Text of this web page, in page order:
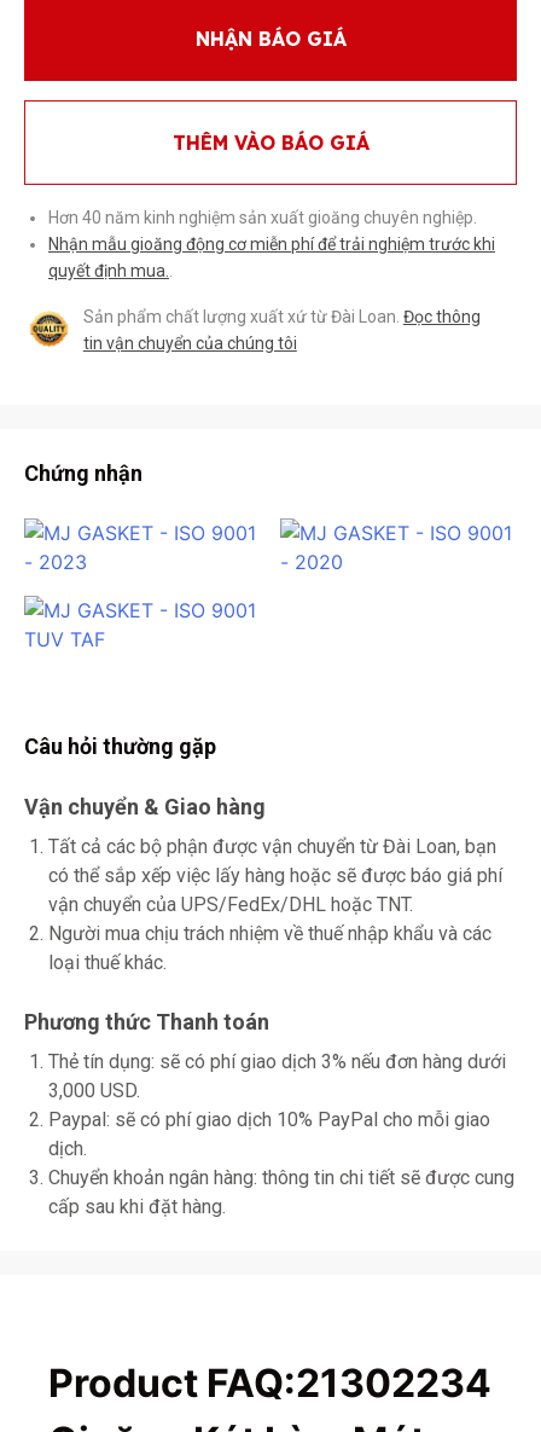
NHẬN BÁO GIÁ
THÊM VÀO BÁO GIÁ
Hơn 40 năm kinh nghiệm sản xuất gioăng chuyên nghiệp.
Nhận mẫu gioăng động cơ miễn phí để trải nghiệm trước khi
quyết định mua.
Sản phẩm chất lượng xuất xứ từ Đài Loan. Đọc thông
tin vận chuyển của chúng tôi
Chứng nhận
Câu hỏi thường gặp
Vận chuyển & Giao hàng
Tất cả các bộ phận được vận chuyển từ Đài Loan, bạn
có thể sắp xếp việc lấy hàng hoặc sẽ được báo giá phí
vận chuyển của UPS/FedEx/DHL hoặc TNT.
Người mua chịu trách nhiệm về thuế nhập khẩu và các
loại thuế khác.
Phương thức Thanh toán
Thẻ tín dụng: sẽ có phí giao dịch 3% nếu đơn hàng dưới
3,000 USD.
Paypal: sẽ có phí giao dịch 10% PayPal cho mỗi giao
dịch.
Chuyển khoản ngân hàng: thông tin chi tiết sẽ được cung
cấp sau khi đặt hàng.
Product FAQ:21302234